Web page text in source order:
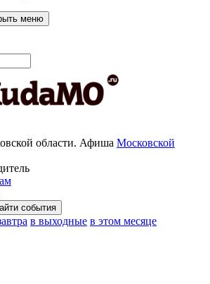
меню
области. Афиша Московской
в выходные в этом месяце